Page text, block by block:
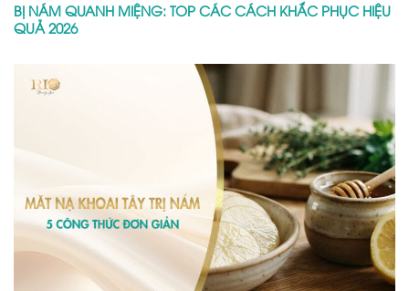
BỊ NÁM QUANH MIỆNG: TOP CÁC CÁCH KHẮC PHỤC HIỆU
QUẢ 2026